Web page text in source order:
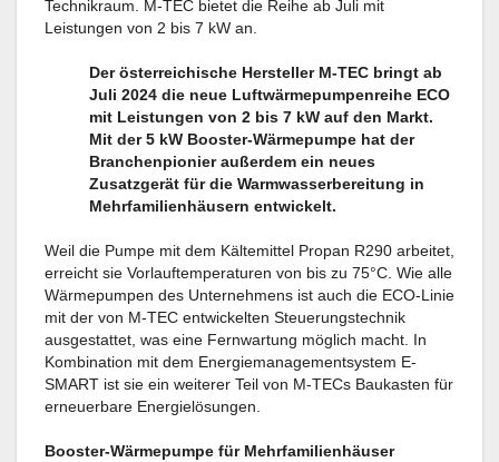
Technikraum. M-TEC bietet die Reihe ab Juli mit
Leistungen von 2 bis 7 kW an.
Der österreichische Hersteller M-TEC bringt ab
Juli 2024 die neue Luftwärmepumpenreihe ECO
mit Leistungen von 2 bis 7 kW auf den Markt.
Mit der 5 kW Booster-Wärmepumpe hat der
Branchenpionier außerdem ein neues
Zusatzgerät für die Warmwasserbereitung in
Mehrfamilienhäusern entwickelt.
Weil die Pumpe mit dem Kältemittel Propan R290 arbeitet,
erreicht sie Vorlauftemperaturen von bis zu 75°C. Wie alle
Wärmepumpen des Unternehmens ist auch die ECO-Linie
mit der von M-TEC entwickelten Steuerungstechnik
ausgestattet, was eine Fernwartung möglich macht. In
Kombination mit dem Energiemanagementsystem E-
SMART ist sie ein weiterer Teil von M-TECs Baukasten für
erneuerbare Energielösungen.
Booster-Wärmepumpe für Mehrfamilienhäuser